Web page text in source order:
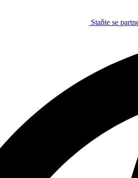
Staňte se